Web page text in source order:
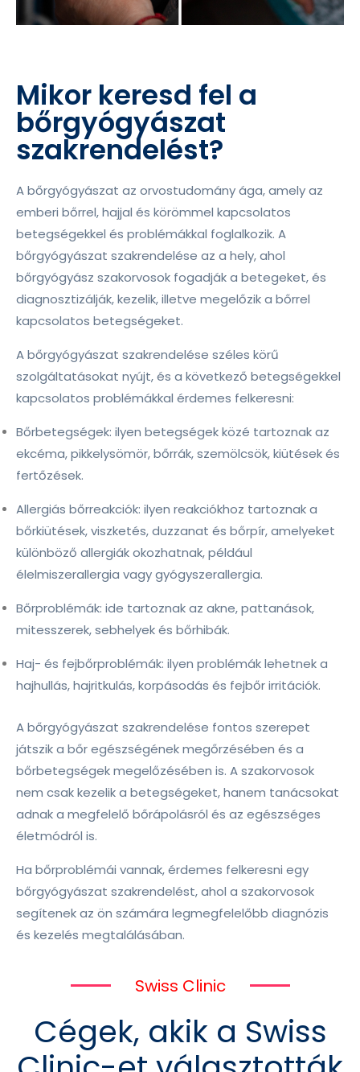
Mikor keresd fel a
bőrgyógyászat
szakrendelést?
A bőrgyógyászat az orvostudomány ága, amely az
emberi bőrrel, hajjal és körömmel kapcsolatos
betegségekkel és problémákkal foglalkozik. A
bőrgyógyászat szakrendelése az a hely, ahol
bőrgyógyász szakorvosok fogadják a betegeket, és
diagnosztizálják, kezelik, illetve megelőzik a bőrrel
kapcsolatos betegségeket.
A bőrgyógyászat szakrendelése széles körű
szolgáltatásokat nyújt, és a következő betegségekkel
kapcsolatos problémákkal érdemes felkeresni:
Bőrbetegségek: ilyen betegségek közé tartoznak az
ekcéma, pikkelysömör, bőrrák, szemölcsök, kiütések és
fertőzések.
Allergiás bőrreakciók: ilyen reakciókhoz tartoznak a
bőrkiütések, viszketés, duzzanat és bőrpír, amelyeket
különböző allergiák okozhatnak, például
élelmiszerallergia vagy gyógyszerallergia.
Bőrproblémák: ide tartoznak az akne, pattanások,
mitesszerek, sebhelyek és bőrhibák.
Haj- és fejbőrproblémák: ilyen problémák lehetnek a
hajhullás, hajritkulás, korpásodás és fejbőr irritációk.
A bőrgyógyászat szakrendelése fontos szerepet
játszik a bőr egészségének megőrzésében és a
bőrbetegségek megelőzésében is. A szakorvosok
nem csak kezelik a betegségeket, hanem tanácsokat
adnak a megfelelő bőrápolásról és az egészséges
életmódról is.
Ha bőrproblémái vannak, érdemes felkeresni egy
bőrgyógyászat szakrendelést, ahol a szakorvosok
segítenek az ön számára legmegfelelőbb diagnózis
és kezelés megtalálásában.
Swiss Clinic
Cégek, akik a Swiss